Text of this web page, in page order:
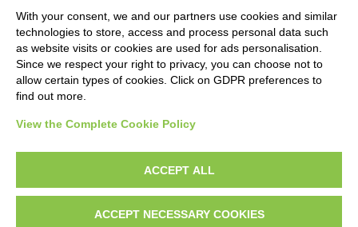
MATERIAL AND TECHNIQUE
CENTURY
diritto d’autore, legge 22 aprile 1941 n. 633. I diritti degli autori, degli artisti e
dei fotografi che hanno realizzato le opere e le immagini, degli enti e delle
istituzioni che ne sono proprietari, sono riservati. Si vieta quindi la
With your consent, we and our partners use cookies and similar
technologies to store, access and process personal data such
as website visits or cookies are used for ads personalisation.
Since we respect your right to privacy, you can choose not to
allow certain types of cookies. Click on GDPR preferences to
find out more.
View the Complete Cookie Policy
ACCEPT ALL
ACCEPT NECESSARY COOKIES